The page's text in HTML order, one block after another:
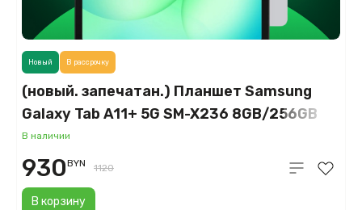
(новый. запечатан.) Планшет Samsung
Galaxy Tab A11+ 5G SM-X236 8GB/256GB
(серебристый)
В наличии
В корзину
Новый В рассрочку
930BYN 1120